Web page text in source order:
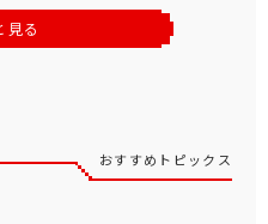
見る
おすすめトピックス